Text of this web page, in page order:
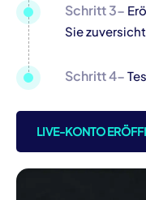
Schritt 3-
Sie
Schritt 4-
LIVE-KONTO